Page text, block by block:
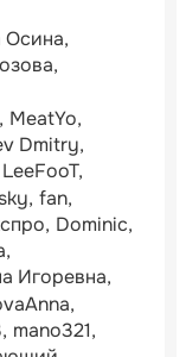
Осина
MeatYo
Dmitry
LeeFooT
fan
Dominic
Игоревна
mano321